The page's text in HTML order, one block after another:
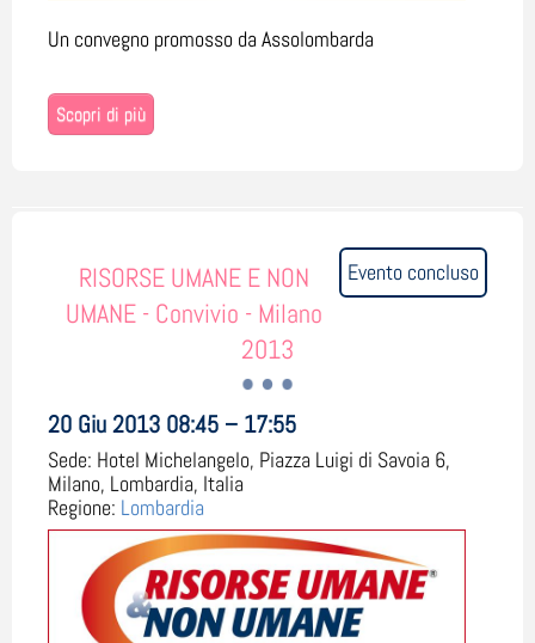
Un convegno promosso da Assolombarda
Scopri di più
Evento concluso
RISORSE UMANE E NON
UMANE - Convivio - Milano
2013
20 Giu 2013 08:45 – 17:55
Sede: Hotel Michelangelo, Piazza Luigi di Savoia 6,
Milano, Lombardia, Italia
Regione: Lombardia